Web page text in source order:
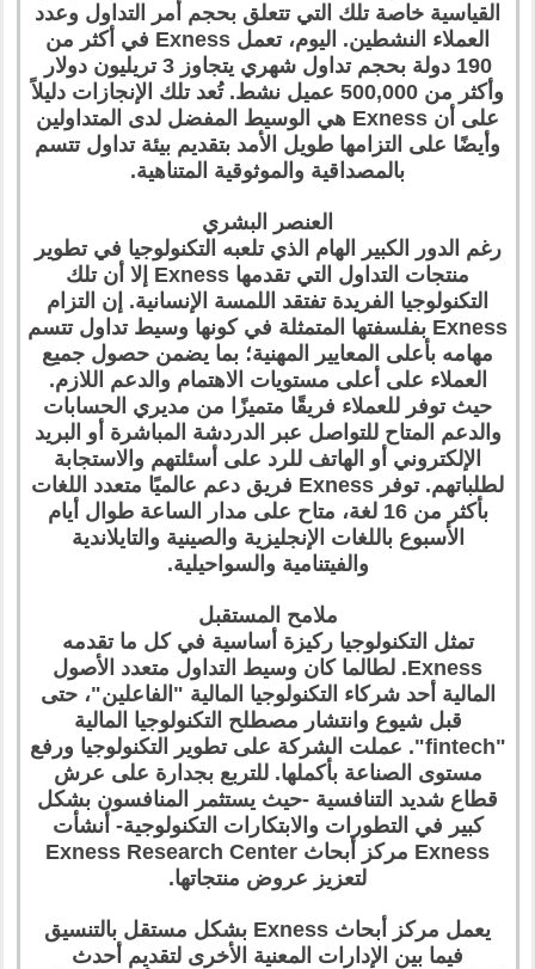
القياسية خاصة تلك التي تتعلق بحجم أمر التداول وعدد
العملاء النشطين. اليوم، تعمل Exness في أكثر من
190 دولة بحجم تداول شهري يتجاوز 3 تريليون دولار
وأكثر من 500,000 عميل نشط. تُعد تلك الإنجازات دليلاً
على أن Exness هي الوسيط المفضل لدى المتداولين
وأيضًا على التزامها طويل الأمد بتقديم بيئة تداول تتسم
بالمصداقية والموثوقية المتناهية.
العنصر البشري
رغم الدور الكبير الهام الذي تلعبه التكنولوجيا في تطوير
منتجات التداول التي تقدمها Exness إلا أن تلك
التكنولوجيا الفريدة تفتقد اللمسة الإنسانية. إن التزام
Exness بفلسفتها المتمثلة في كونها وسيط تداول تتسم
مهامه بأعلى المعايير المهنية؛ بما يضمن حصول جميع
العملاء على أعلى مستويات الاهتمام والدعم اللازم.
حيث توفر للعملاء فريقًا متميزًا من مديري الحسابات
والدعم المتاح للتواصل عبر الدردشة المباشرة أو البريد
الإلكتروني أو الهاتف للرد على أسئلتهم والاستجابة
لطلباتهم. توفر Exness فريق دعم عالميًا متعدد اللغات
بأكثر من 16 لغة، متاح على مدار الساعة طوال أيام
الأسبوع باللغات الإنجليزية والصينية والتايلاندية
والفيتنامية والسواحيلية.
ملامح المستقبل
تمثل التكنولوجيا ركيزة أساسية في كل ما تقدمه
Exness. لطالما كان وسيط التداول متعدد الأصول
المالية أحد شركاء التكنولوجيا المالية "الفاعلين"، حتى
قبل شيوع وانتشار مصطلح التكنولوجيا المالية
"fintech". عملت الشركة على تطوير التكنولوجيا ورفع
مستوى الصناعة بأكملها. للتربع بجدارة على عرش
قطاع شديد التنافسية -حيث يستثمر المنافسون بشكل
كبير في التطورات والابتكارات التكنولوجية- أنشأت
Exness مركز أبحاث Exness Research Center
لتعزيز عروض منتجاتها.
يعمل مركز أبحاث Exness بشكل مستقل بالتنسيق
فيما بين الإدارات المعنية الأخرى لتقديم أحدث